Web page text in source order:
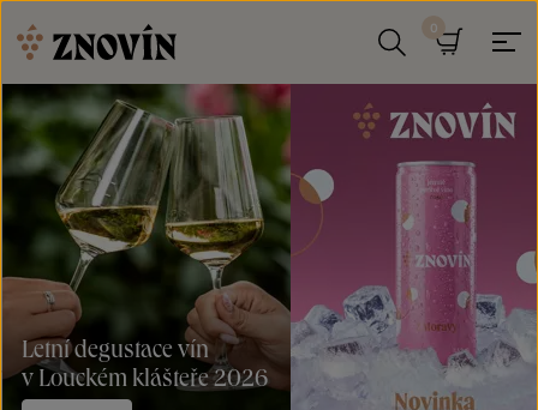
HledatKošík
Letní degustace vín
v Louckém klášteře 2026